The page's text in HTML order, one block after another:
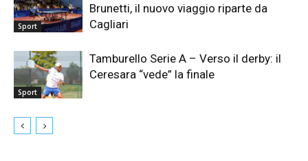
Sport
Brunetti, il nuovo viaggio riparte da
Cagliari
Sport
Tamburello Serie A – Verso il derby: il
Ceresara “vede” la finale